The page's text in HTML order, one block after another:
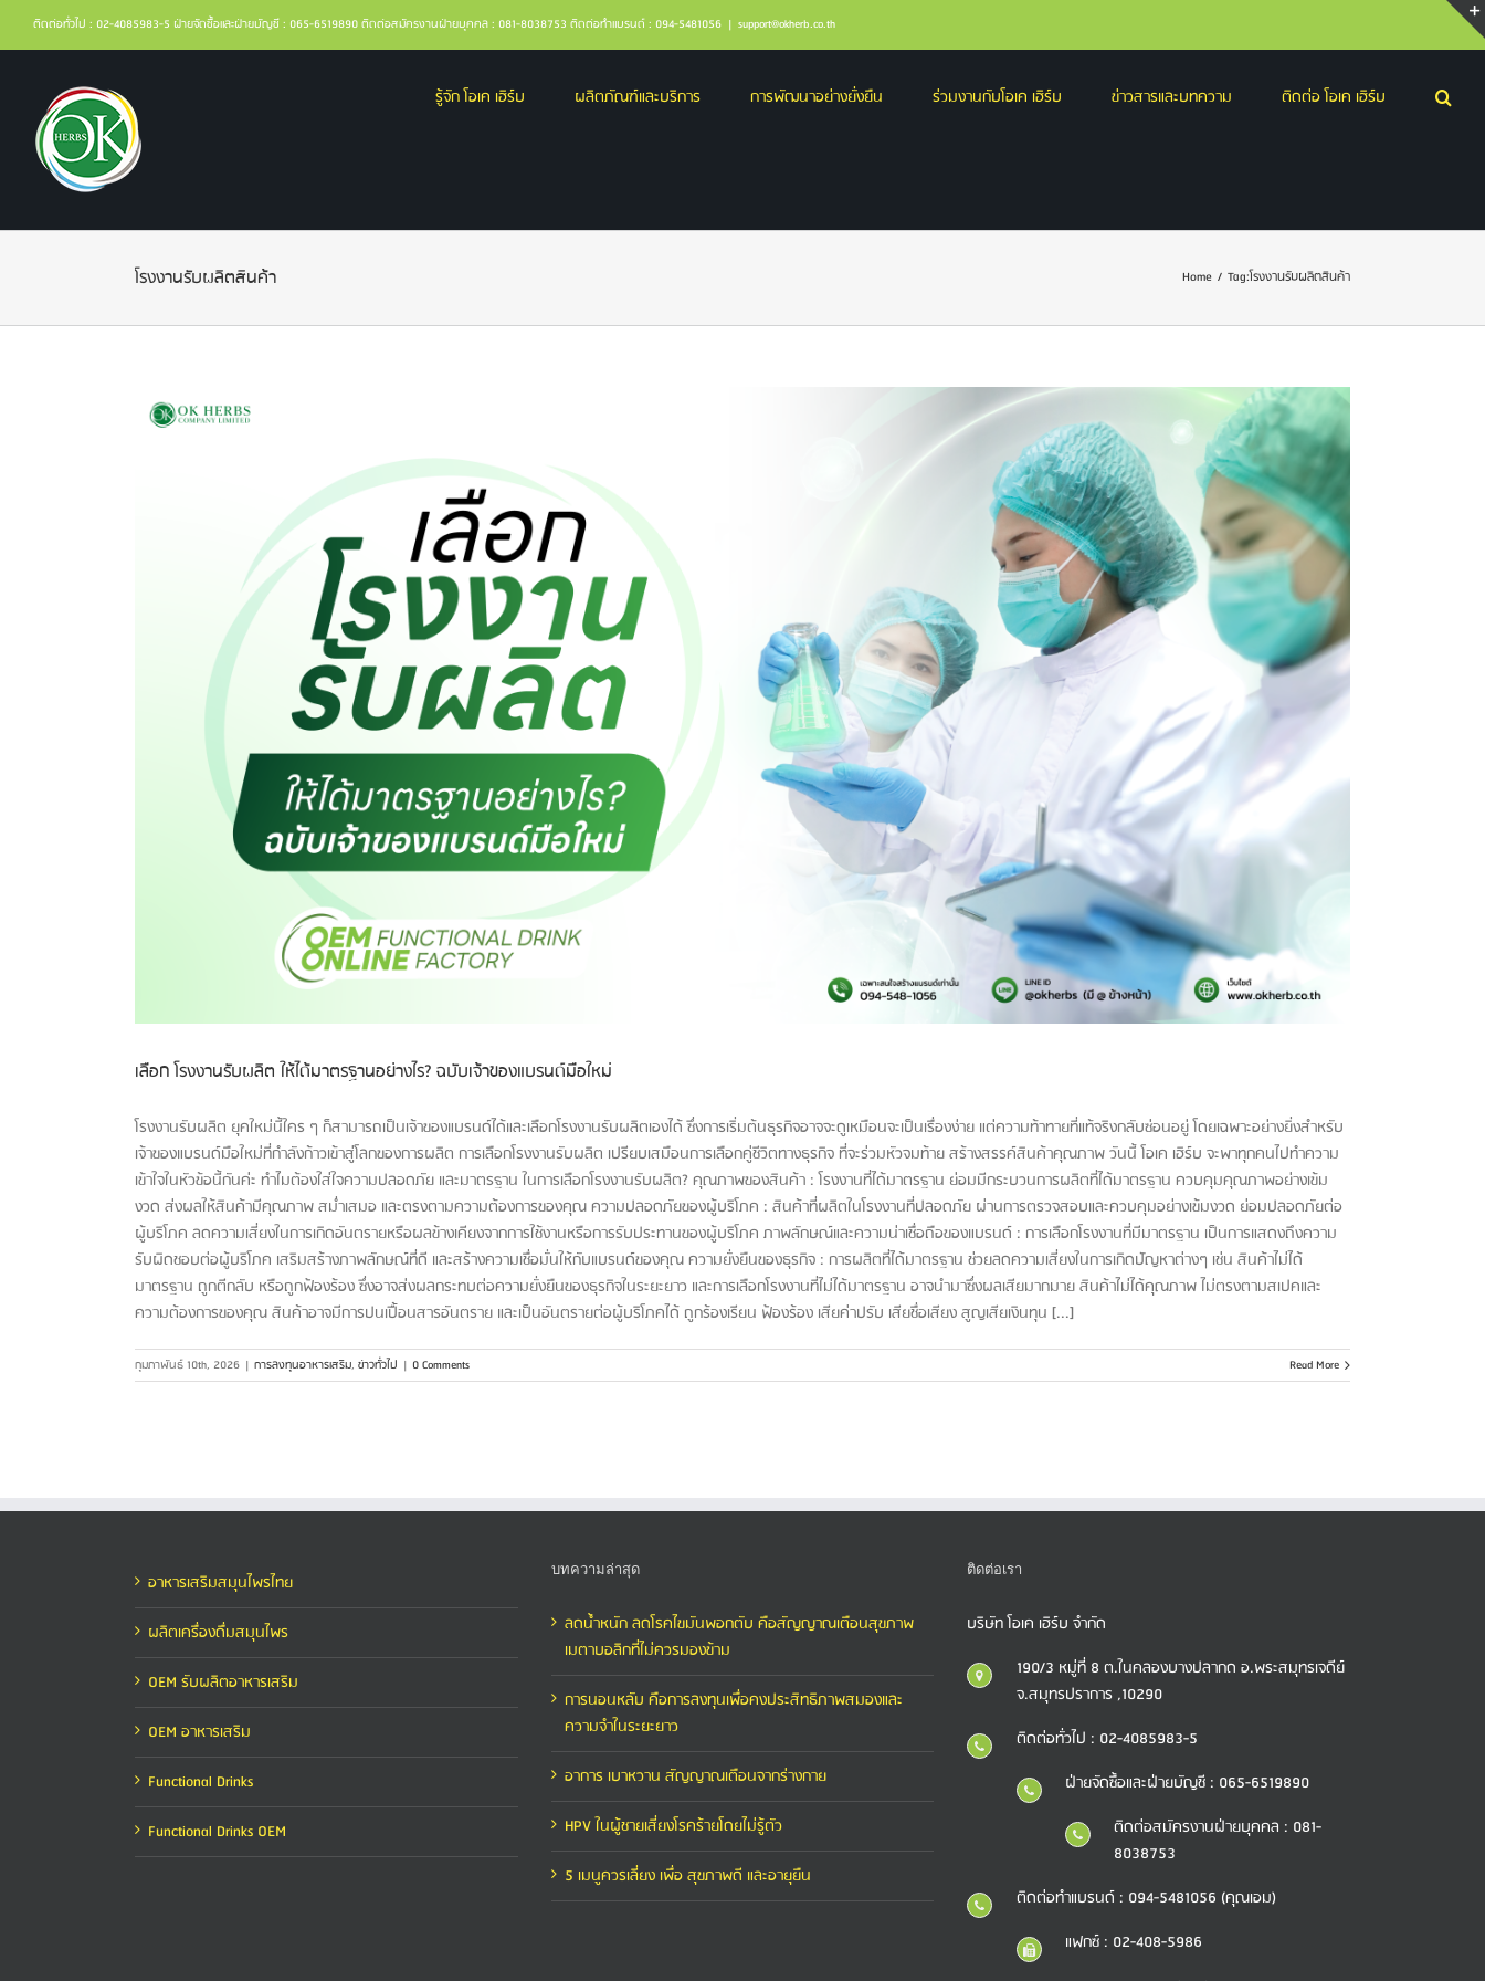
ติดต่อทั่วไป : 02-4085983-5 ฝ่ายจัดซื้อและฝ่ายบัญชี : 065-6519890 ติดต่อสมัครงานฝ่ายบุคคล : 081-8038753 ติดต่อทำแบรนด์ : 094-5481056 | support@okherb.co.th
รู้จัก โอเค เฮิร์บ ผลิตภัณฑ์และบริการ การพัฒนาอย่างยั่งยืน ร่วมงานกับโอเค เฮิร์บ ข่าวสารและบทความ ติดต่อ โอเค เฮิร์บ
โรงงานรับผลิตสินค้า Home / Tag:โรงงานรับผลิตสินค้า
เลือก โรงงานรับผลิต ให้ได้มาตรฐานอย่างไร? ฉบับเจ้าของแบรนด์มือใหม่
โรงงานรับผลิต ยุคใหม่นี้ใคร ๆ ก็สามารถเป็นเจ้าของแบรนด์ได้และเลือกโรงงานรับผลิตเองได้ ซึ่งการเริ่มต้นธุรกิจอาจจะดูเหมือนจะเป็นเรื่องง่าย แต่ความท้าทายที่แท้จริงกลับซ่อนอยู่ โดยเฉพาะอย่างยิ่งสำหรับ
เจ้าของแบรนด์มือใหม่ที่กำลังก้าวเข้าสู่โลกของการผลิต การเลือกโรงงานรับผลิต เปรียบเสมือนการเลือกคู่ชีวิตทางธุรกิจ ที่จะร่วมหัวจมท้าย สร้างสรรค์สินค้าคุณภาพ วันนี้ โอเค เฮิร์บ จะพาทุกคนไปทำความ
เข้าใจในหัวข้อนี้กันค่ะ ทำไมต้องใส่ใจความปลอดภัย และมาตรฐาน ในการเลือกโรงงานรับผลิต? คุณภาพของสินค้า : โรงงานที่ได้มาตรฐาน ย่อมมีกระบวนการผลิตที่ได้มาตรฐาน ควบคุมคุณภาพอย่างเข้ม
งวด ส่งผลให้สินค้ามีคุณภาพ สม่ำเสมอ และตรงตามความต้องการของคุณ ความปลอดภัยของผู้บริโภค : สินค้าที่ผลิตในโรงงานที่ปลอดภัย ผ่านการตรวจสอบและควบคุมอย่างเข้มงวด ย่อมปลอดภัยต่อ
ผู้บริโภค ลดความเสี่ยงในการเกิดอันตรายหรือผลข้างเคียงจากการใช้งานหรือการรับประทานของผู้บริโภค ภาพลักษณ์และความน่าเชื่อถือของแบรนด์ : การเลือกโรงงานที่มีมาตรฐาน เป็นการแสดงถึงความ
รับผิดชอบต่อผู้บริโภค เสริมสร้างภาพลักษณ์ที่ดี และสร้างความเชื่อมั่นให้กับแบรนด์ของคุณ ความยั่งยืนของธุรกิจ : การผลิตที่ได้มาตรฐาน ช่วยลดความเสี่ยงในการเกิดปัญหาต่างๆ เช่น สินค้าไม่ได้
มาตรฐาน ถูกตีกลับ หรือถูกฟ้องร้อง ซึ่งอาจส่งผลกระทบต่อความยั่งยืนของธุรกิจในระยะยาว และการเลือกโรงงานที่ไม่ได้มาตรฐาน อาจนำมาซึ่งผลเสียมากมาย สินค้าไม่ได้คุณภาพ ไม่ตรงตามสเปคและ
ความต้องการของคุณ สินค้าอาจมีการปนเปื้อนสารอันตราย และเป็นอันตรายต่อผู้บริโภคได้ ถูกร้องเรียน ฟ้องร้อง เสียค่าปรับ เสียชื่อเสียง สูญเสียเงินทุน [...]
กุมภาพันธ์ 10th, 2026 | การลงทุนอาหารเสริม, ข่าวทั่วไป | 0 Comments Read More
อาหารเสริมสมุนไพรไทย
ผลิตเครื่องดื่มสมุนไพร
OEM รับผลิตอาหารเสริม
OEM อาหารเสริม
Functional Drinks
Functional Drinks OEM
บทความล่าสุด
ลดน้ำหนัก ลดโรคไขมันพอกตับ คือสัญญาณเตือนสุขภาพ
เมตาบอลิกที่ไม่ควรมองข้าม
การนอนหลับ คือการลงทุนเพื่อคงประสิทธิภาพสมองและ
ความจำในระยะยาว
อาการ เบาหวาน สัญญาณเตือนจากร่างกาย
HPV ในผู้ชายเสี่ยงโรคร้ายโดยไม่รู้ตัว
5 เมนูควรเลี่ยง เพื่อ สุขภาพดี และอายุยืน
ติดต่อเรา
บริษัท โอเค เฮิร์บ จำกัด
190/3 หมู่ที่ 8 ต.ในคลองบางปลากด อ.พระสมุทรเจดีย์
จ.สมุทรปราการ ,10290
ติดต่อทั่วไป : 02-4085983-5
ฝ่ายจัดซื้อและฝ่ายบัญชี : 065-6519890
ติดต่อสมัครงานฝ่ายบุคคล : 081-
8038753
ติดต่อทำแบรนด์ : 094-5481056 (คุณเอม)
แฟกซ์ : 02-408-5986